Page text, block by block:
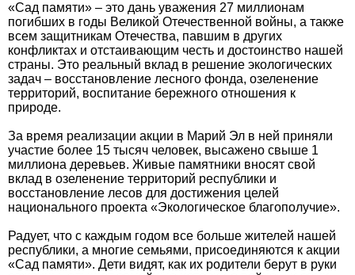
«Сад памяти» – это дань уважения 27 миллионам
погибших в годы Великой Отечественной войны, а также
всем защитникам Отечества, павшим в других
конфликтах и отстаивающим честь и достоинство нашей
страны. Это реальный вклад в решение экологических
задач – восстановление лесного фонда, озеленение
территорий, воспитание бережного отношения к
природе.
За время реализации акции в Марий Эл в ней приняли
участие более 15 тысяч человек, высажено свыше 1
миллиона деревьев. Живые памятники вносят свой
вклад в озеленение территорий республики и
восстановление лесов для достижения целей
национального проекта «Экологическое благополучие».
Радует, что с каждым годом все больше жителей нашей
республики, а многие семьями, присоединяются к акции
«Сад памяти». Дети видят, как их родители берут в руки